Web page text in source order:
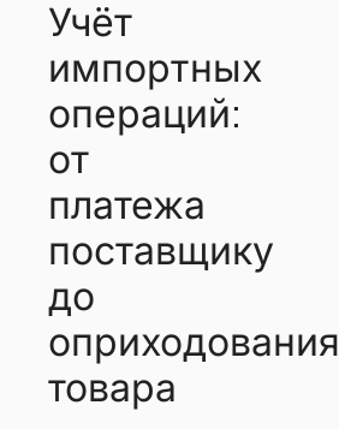
Учёт
импортных
операций:
от
платежа
поставщику
до
оприходования
товара